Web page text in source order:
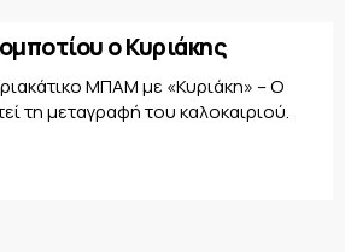
ο Κυριάκης
ΜΠΑΜ με «Κυριάκη» – Ο
τη μεταγραφή του καλοκαιριού.